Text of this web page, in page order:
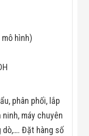
mô hình)
phân phối, lắp
máy chuyên
dò,…. Đặt hàng số